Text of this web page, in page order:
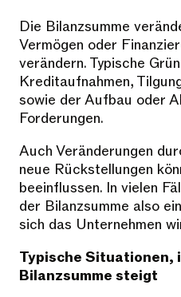
Die Bilanzsumme
Vermögen oder
verändern. Typische
Kreditaufnahmen,
sowie der Aufbau oder
Forderungen.
Auch Veränderungen
neue Rückstellungen
beeinflussen. In vielen
der Bilanzsumme also
sich das Unternehmen
Typische Situationen,
Bilanzsumme steigt